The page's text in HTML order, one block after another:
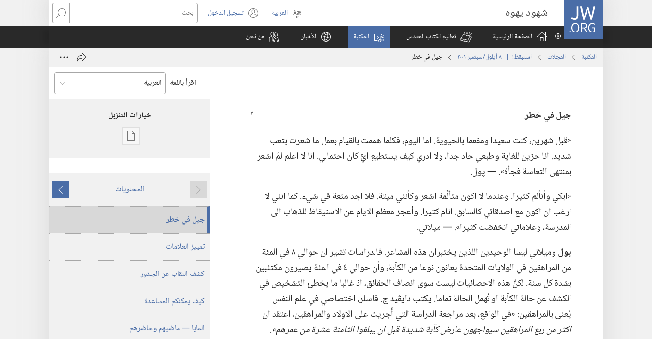
JW.ORG شهود يهوه
اختر
اللغة
العربية تسجيل الدخول
(يفتح
نافذة
بحث
الصفحة الرئيسية
تعاليم الكتاب المقدس المكتبة الأخبار من نحن
المكتبة المجلات استيقظ‏!‏ | ‏‎ ٨‏ ‏‎أيلول/سبتمبر‏ ‎٢٠٠١ جيل في خطر
اقرأ باللغة
جيلفيخطر
‏«قبل شهرين،‏ كنت سعيدا ومفعما بالحيوية.‏ اما اليوم،‏ فكلما هممت بالقيام بعمل ما شعرت بتعب
شديد.‏ انا حزين للغاية وطبعي حاد جدا،‏ ولا ادري كيف يستطيع ايٌّ كان احتمالي.‏ انا لا اعلم لمَ اشعر
بمنتهى التعاسة فجأة».‏ —‏ پول.‏
‏«ابكي وأتألم كثيرا.‏ وعندما لا اكون متألِّمة اشعر وكأنني ميتة.‏ فلا اجد متعة في شيء.‏ كما انني لا
ارغب ان اكون مع اصدقائي كالسابق.‏ انام كثيرا.‏ وأعجز معظم الايام عن الاستيقاظ للذهاب الى
المدرسة،‏ وعلاماتي انخفضت كثيرا».‏ —‏ ميلاني.‏
پول
وميلاني ليسا الوحيدين اللذين يختبران هذه المشاعر.‏ فالدراسات تشير ان حوالي ٨ في المئة
من المراهقين في الولايات المتحدة يعانون نوعا من الكآبة،‏ وأن حوالي ٤ في المئة يصيرون مكتئبين
بشدة كل سنة.‏ لكنَّ هذه الاحصائيات ليست سوى انصاف الحقائق،‏ اذ غالبا ما يخطئ التشخيص في
الكشف عن حالة الكآبة او تُهمل الحالة تماما.‏ يكتب دايڤيد ج.‏ فاسلر،‏ اختصاصي في علم النفس
يُعنى بالمراهقين:‏ «في الواقع،‏ بعد مراجعة الدراسة التي أُجريت على الاولاد والمراهقين،‏ اعتقد ان
اكثر من ربع المراهقين سيواجهون عارض كآبة شديدة قبل ان يبلغوا الثامنة عشرة من عمرهم».‏
خيارات التنزيل
خيارات
٨‏ ‏‎أيلول/
‎٢٠٠١
ما
يسبق
المحتويات
ما
يلي
جيل في خطر
تمييز العلامات
كشف النقاب عن الجذور
كيف يمكنكم المساعدة
المايا —‏ ماضيهم وحاضرهم